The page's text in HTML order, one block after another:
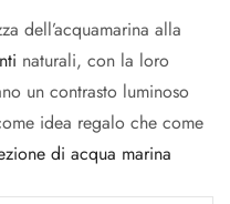
dell’acquamarina alla
naturali, con la loro
un contrasto luminoso
idea regalo che come
di acqua marina